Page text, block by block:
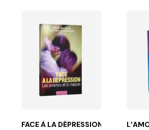
diplômés...
de notre existence sur cette planète....
FACE À LA DÉPRESSION